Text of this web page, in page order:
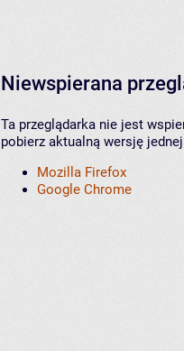
Niewspierana
Ta przeglądarka nie jest
pobierz aktualną wersję
Mozilla Firefox
Google Chrome